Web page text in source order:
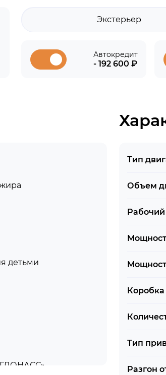
Экстерьер
Автокредит
- 192 600 ₽
детьми
ГЛОНАСС»
Тип
Объем
Рабочий
Тип
Разгон